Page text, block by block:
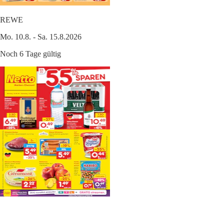
REWE
Mo. 10.8. - Sa. 15.8.2026
Noch 6 Tage gültig